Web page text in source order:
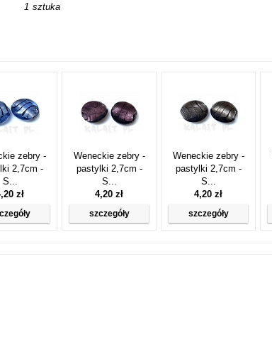
1 sztuka
zebry -
2,7cm -
S...
zł
Weneckie zebry -
pastylki 2,7cm -
S...
4,20 zł
szczegóły
Weneckie zebry -
pastylki 2,7cm -
S...
4,20 zł
szczegóły